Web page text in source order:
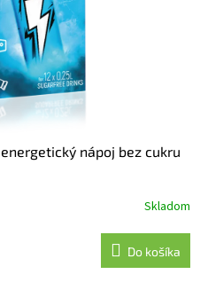
nápoj bez cukru
Skladom
Do košíka